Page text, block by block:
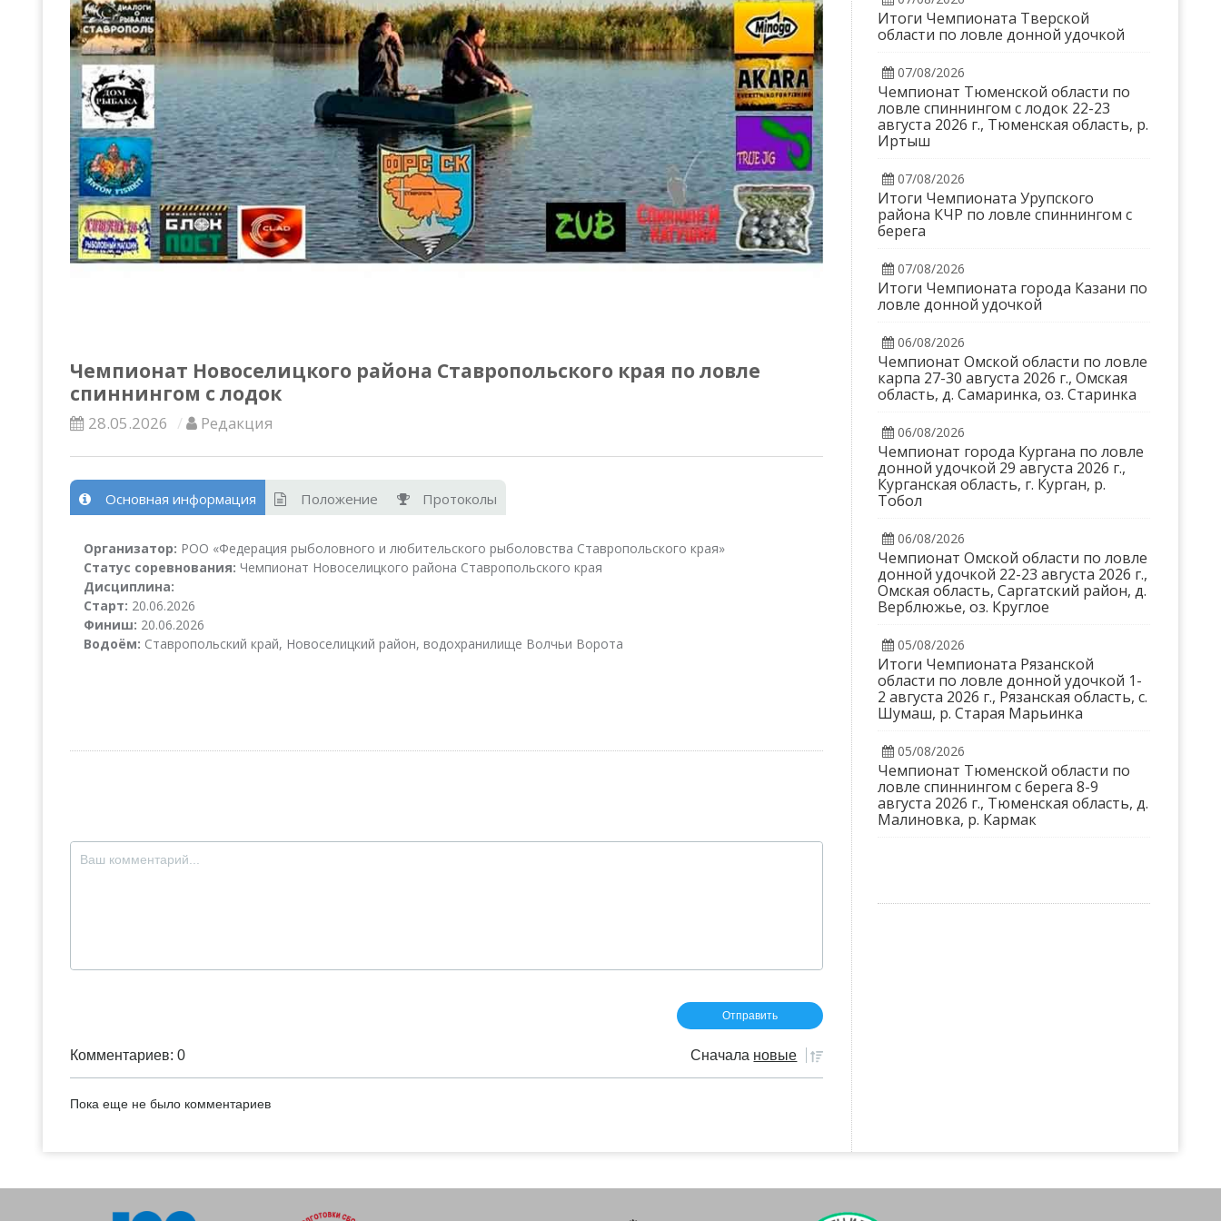
Чемпионат Новоселицкого района Ставропольского края по ловле
спиннингом с лодок
28.05.2026 Редакция
Основная информация Положение Протоколы
Организатор: РОО «Федерация рыболовного и любительского рыболовства Ставропольского края»
Статус соревнования: Чемпионат Новоселицкого района Ставропольского края
Дисциплина:
Старт: 20.06.2026
Финиш: 20.06.2026
Водоём: Ставропольский край, Новоселицкий район, водохранилище Волчьи Ворота
Комментариев: 0 Сначала новые
Пока еще не было комментариев
Итоги Чемпионата Тверской
области по ловле донной удочкой
07/08/2026
Чемпионат Тюменской области по
ловле спиннингом с лодок 22-23
августа 2026 г., Тюменская область, р.
Иртыш
07/08/2026
Итоги Чемпионата Урупского
района КЧР по ловле спиннингом с
берега
07/08/2026
Итоги Чемпионата города Казани по
ловле донной удочкой
06/08/2026
Чемпионат Омской области по ловле
карпа 27-30 августа 2026 г., Омская
область, д. Самаринка, оз. Старинка
06/08/2026
Чемпионат города Кургана по ловле
донной удочкой 29 августа 2026 г.,
Курганская область, г. Курган, р.
Тобол
06/08/2026
Чемпионат Омской области по ловле
донной удочкой 22-23 августа 2026 г.,
Омская область, Саргатский район, д.
Верблюжье, оз. Круглое
05/08/2026
Итоги Чемпионата Рязанской
области по ловле донной удочкой 1-
2 августа 2026 г., Рязанская область, с.
Шумаш, р. Старая Марьинка
05/08/2026
Чемпионат Тюменской области по
ловле спиннингом с берега 8-9
августа 2026 г., Тюменская область, д.
Малиновка, р. Кармак
Всероссийские правила
Судейские документы